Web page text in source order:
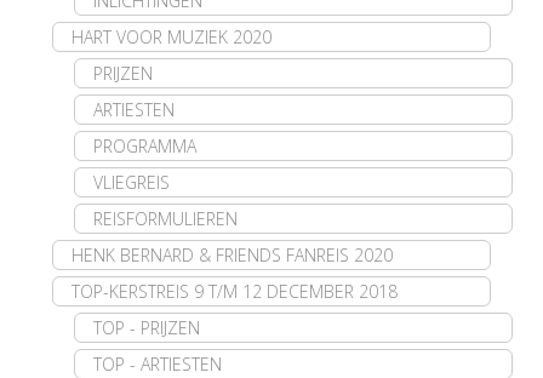
HART VOOR MUZIEK 2020
PRIJZEN
ARTIESTEN
PROGRAMMA
VLIEGREIS
REISFORMULIEREN
HENK BERNARD & FRIENDS FANREIS 2020
TOP-KERSTREIS 9 T/M 12 DECEMBER 2018
TOP - PRIJZEN
TOP - ARTIESTEN